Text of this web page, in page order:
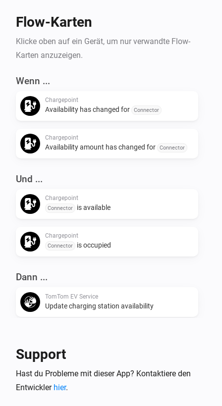
Flow-Karten
Klicke oben auf ein Gerät, um nur verwandte Flow-
Karten anzuzeigen.
Wenn ...
Chargepoint
Availability has changed for Connector
Chargepoint
Availability amount has changed for Connector
Und ...
Chargepoint
Connector is available
Chargepoint
Connector is occupied
Dann ...
TomTom EV Service
Update charging station availability
Support
Hast du Probleme mit dieser App? Kontaktiere den
Entwickler hier.